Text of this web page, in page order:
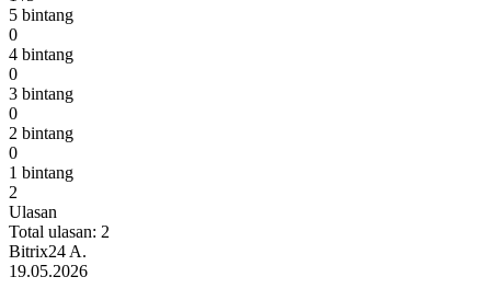
5 bintang
0
4 bintang
0
3 bintang
0
2 bintang
0
1 bintang
2
Ulasan
Total ulasan: 2
Bitrix24 A.
19.05.2026